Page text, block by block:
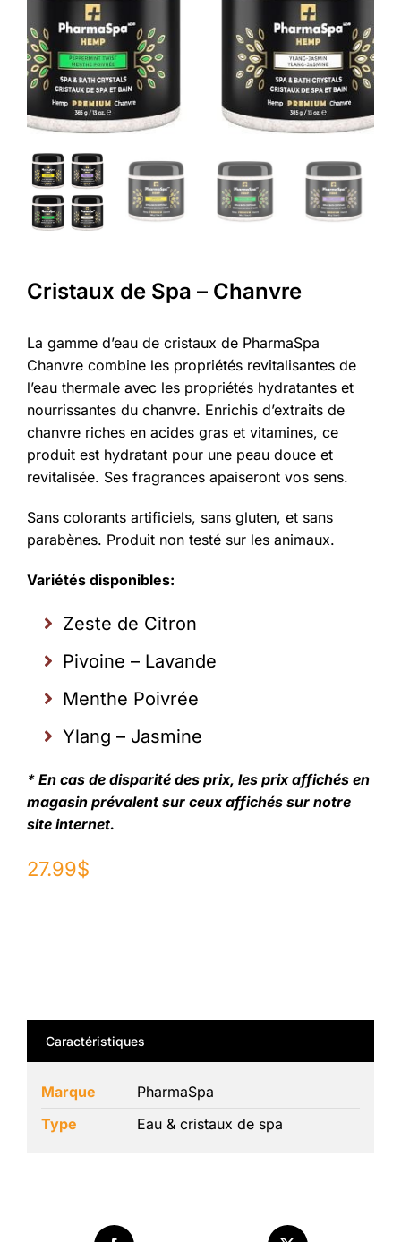
Cristaux de Spa – Chanvre
La gamme d’eau de cristaux de PharmaSpa
Chanvre combine les propriétés revitalisantes de
l’eau thermale avec les propriétés hydratantes et
nourrissantes du chanvre. Enrichis d’extraits de
chanvre riches en acides gras et vitamines, ce
produit est hydratant pour une peau douce et
revitalisée. Ses fragrances apaiseront vos sens.
Sans colorants artificiels, sans gluten, et sans
parabènes. Produit non testé sur les animaux.
Variétés disponibles:
Zeste de Citron
Pivoine – Lavande
Menthe Poivrée
Ylang – Jasmine
* En cas de disparité des prix, les prix affichés en
magasin prévalent sur ceux affichés sur notre
site internet.
27.99$
Caractéristiques
Marque
PharmaSpa
Type
Eau & cristaux de spa